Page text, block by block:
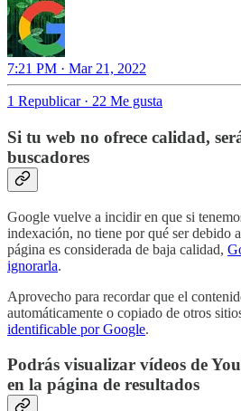
7:21 PM · Mar 21, 2022
1 Republicar· 22 Me gusta
Si tu web no ofrece calidad,
buscadores
Google vuelve a incidir en que si
indexación, no tiene por qué ser debido
página es considerada de baja calidad,
ignorarla.
Aprovecho para recordar que el
automáticamente o copiado de otros
identificable por Google.
Podrás visualizar vídeos de
en la página de resultados